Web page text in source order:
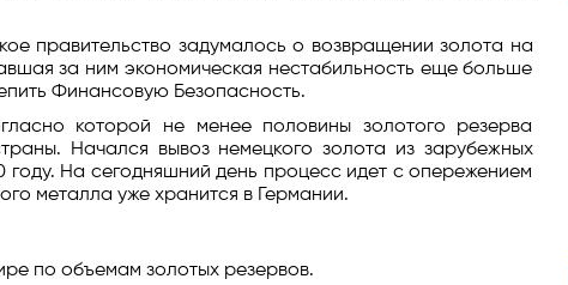
правительство задумалось о возвращении золота на
за ним экономическая нестабильность еще больше
Финансовую Безопасность.
которой не менее половины золотого резерва
Начался вывоз немецкого золота из зарубежных
На сегодняшний день процесс идет с опережением
металла уже хранится в Германии.
по объемам золотых резервов.